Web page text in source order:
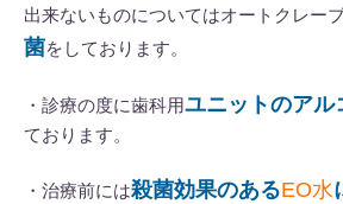
出来ないものについてはオートクレー
菌をしております。
・診療の度に歯科用ユニットのアル
ております。
・治療前には殺菌効果のあるEO水